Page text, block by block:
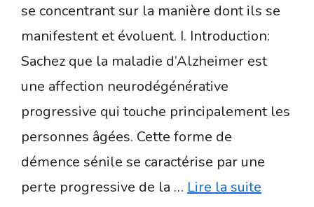
se concentrant sur la manière dont ils se
manifestent et évoluent. I. Introduction:
Sachez que la maladie d’Alzheimer est
une affection neurodégénérative
progressive qui touche principalement les
personnes âgées. Cette forme de
démence sénile se caractérise par une
perte progressive de la … Lire la suite